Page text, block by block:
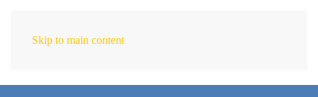
Skip to main content